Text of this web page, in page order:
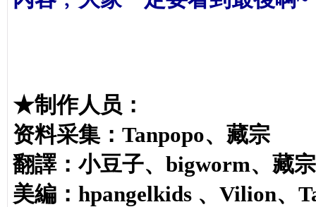
★制作人员：
资料采集：Tanpopo、藏宗
翻譯：小豆子、bigworm、藏宗
美編：hpangelkids 、Vilion、